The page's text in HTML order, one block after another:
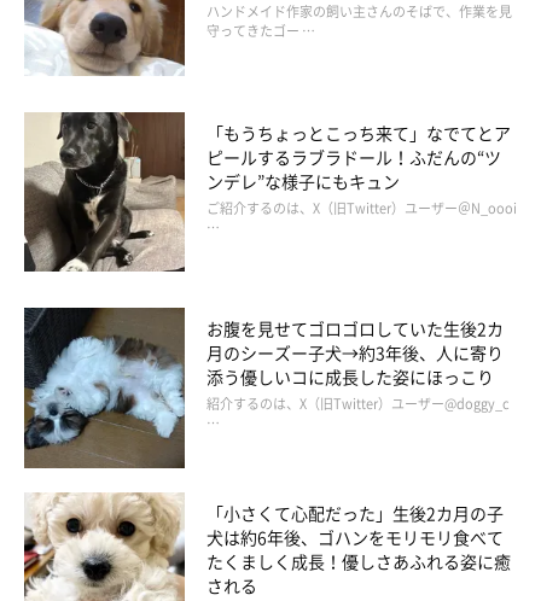
ハンドメイド作家の飼い主さんのそばで、作業を見
守ってきたゴー …
「もうちょっとこっち来て」なでてとア
ピールするラブラドール！ふだんの“ツ
ンデレ”な様子にもキュン
ご紹介するのは、X（旧Twitter）ユーザー＠N_oooi
…
お腹を見せてゴロゴロしていた生後2カ
月のシーズー子犬→約3年後、人に寄り
添う優しいコに成長した姿にほっこり
紹介するのは、X（旧Twitter）ユーザー@doggy_c
…
「小さくて心配だった」生後2カ月の子
犬は約6年後、ゴハンをモリモリ食べて
たくましく成長！優しさあふれる姿に癒
される